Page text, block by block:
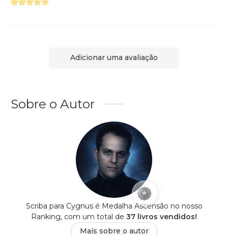
Adicionar uma avaliação
Sobre o Autor
Scriba para Cygnus é Medalha Ascensão no nosso
Ranking, com um total de 37 livros vendidos!
Mais sobre o autor